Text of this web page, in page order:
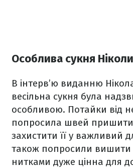
Особлива сукня
В інтерв’ю виданню
весільна сукня була
особливою. Потайки від
попросила швей пришити
захистити її у важливий
також попросили вишити
нитками дуже цінна для